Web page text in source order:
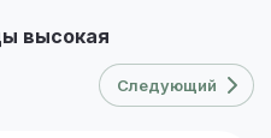
высокая
Следующий